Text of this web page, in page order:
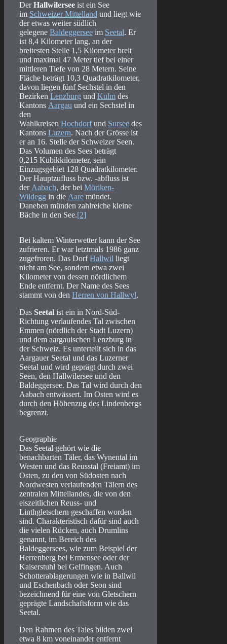
DerHallwilersee ist ein See
im Schweizer Mittelland und liegt wie
der etwas weiter südlich
gelegene Baldeggersee im Seetal. Er
ist 8,4 Kilometer lang, an der
breitesten Stelle 1,5 Kilometer breit
und maximal 47 Meter tief bei einer
mittleren Tiefe von 28 Metern. Seine
Fläche beträgt 10,3 Quadratkilometer,
davon liegen fünf Sechstel in den
Bezirken Lenzburg und Kulm des
Kantons Aargau und ein Sechstel in
den
Wahlkreisen Hochdorfund Sursee des
Kantons Luzern. Nach der Grösse ist
er an 16. Stelle der Schweizer Seen.
Das Volumen des Sees beträgt
0,215 Kubikkilometer, sein
Einzugsgebiet 128 Quadratkilometer.
Der Hauptzufluss bzw. -abfluss ist
der Aabach, der bei Möriken-
Wildegg in die Aare mündet.
Daneben münden zahlreiche kleine
Bäche in den See.[2]
Bei kaltem Winterwetter kann der See
zufrieren. Er war letztmals 1986 ganz
zugefroren. Das DorfHallwil liegt
nicht am See, sondern etwa zwei
Kilometer von dessen nördlichem
Ende entfernt. Der Name des Sees
stammt von den Herren von Hallwyl.
Das Seetal ist ein in Nord-Süd-
Richtung verlaufendes Tal zwischen
Emmen (nördlich der Stadt Luzern)
und dem aargauischen Lenzburg in
der Schweiz. Es unterteilt sich in das
Aargauer Seetal und das Luzerner
Seetal und wird geprägt durch zwei
Seen, den Hallwilersee und den
Baldeggersee. Das Tal wird durch den
Aabach entwässert. Im Osten wird es
durch den Höhenzug des Lindenbergs
begrenzt.
Geographie
Das Seetal gehört wie die
benachbarten Täler, das Wynental im
Westen und das Reusstal (Freiamt) im
Osten, zu den von Südosten nach
Nordwesten verlaufenden Tälern des
zentralen Mittellandes, die von den
eiszeitlichen Reuss- und
Linthgletschern geschaffen worden
sind. Charakteristisch dafür sind auch
die vielen Rücken, auch Drumlins
genannt, im Bereich des
Baldeggersees, wie zum Beispiel der
Herrenberg bei Ermensee oder der
Kaiserstuhl bei Gelfingen. Auch
Schotterablagerungen wie in Ballwil
und Eschenbach oder Seon sind
bezeichnend für eine von Gletschern
geprägte Landschaftsform wie das
Seetal.
Den Rahmen des Tales bilden zwei
etwa 8 km voneinander entfernt